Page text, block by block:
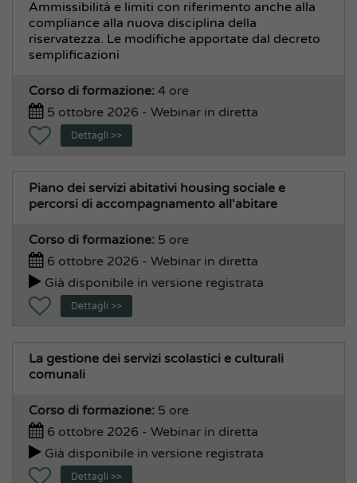
Ammissibilità e limiti con riferimento anche alla
compliance alla nuova disciplina della
riservatezza. Le modifiche apportate dal decreto
semplificazioni
Corso di formazione: 4 ore
5 ottobre 2026 - Webinar in diretta
Dettagli >>
Piano dei servizi abitativi housing sociale e
percorsi di accompagnamento all'abitare
Corso di formazione: 5 ore
6 ottobre 2026 - Webinar in diretta
Già disponibile in versione registrata
Dettagli >>
La gestione dei servizi scolastici e culturali
comunali
Corso di formazione: 5 ore
6 ottobre 2026 - Webinar in diretta
Già disponibile in versione registrata
Dettagli >>